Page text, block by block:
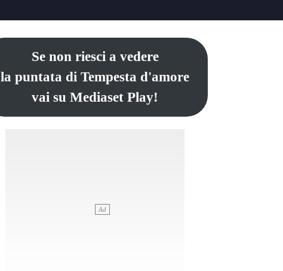
Se non riesci a vedere
la puntata di Tempesta d'amore
vai su Mediaset Play!